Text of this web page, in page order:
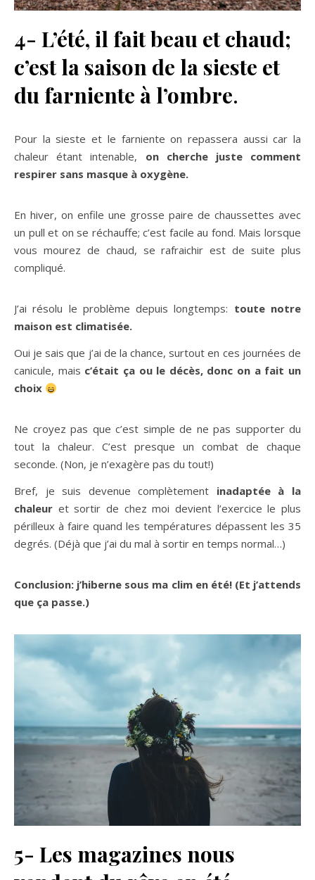
4- L’été, il fait beau et chaud;
c’est la saison de la sieste et
du farniente à l’ombre.
Pour la sieste et le farniente on repassera aussi car la
chaleur étant intenable, on cherche juste comment
respirer sans masque à oxygène.
En hiver, on enfile une grosse paire de chaussettes avec
un pull et on se réchauffe; c’est facile au fond. Mais lorsque
vous mourez de chaud, se rafraichir est de suite plus
compliqué.
J’ai résolu le problème depuis longtemps: toute notre
maison est climatisée.
Oui je sais que j’ai de la chance, surtout en ces journées de
canicule, mais c’était ça ou le décès, donc on a fait un
choix
Ne croyez pas que c’est simple de ne pas supporter du
tout la chaleur. C’est presque un combat de chaque
seconde. (Non, je n’exagère pas du tout!)
Bref, je suis devenue complètement inadaptée à la
chaleur et sortir de chez moi devient l’exercice le plus
périlleux à faire quand les températures dépassent les 35
degrés. (Déjà que j’ai du mal à sortir en temps normal…)
Conclusion: j’hiberne sous ma clim en été! (Et j’attends
que ça passe.)
5- Les magazines nous